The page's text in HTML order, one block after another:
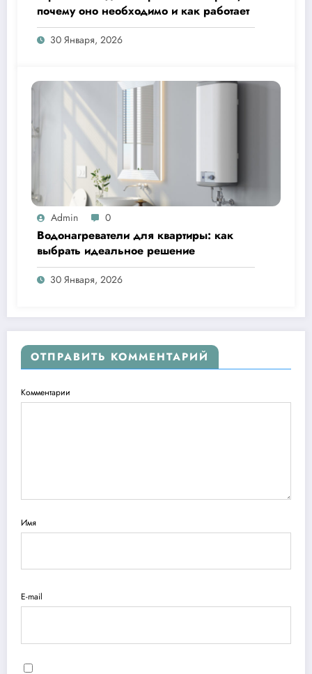
почему оно необходимо и как работает
30 Января, 2026
Admin 0
Водонагреватели для квартиры: как
выбрать идеальное решение
30 Января, 2026
ОТПРАВИТЬ КОММЕНТАРИЙ
Комментарии
Имя
E-mail